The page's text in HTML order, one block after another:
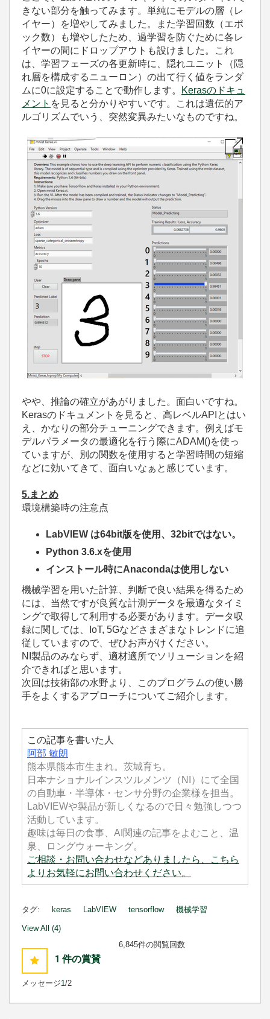
きない部分を触ってみます。単純にモデルの層（レ
イヤー）を増やしてみました。また学習回数（エポ
ック数）も増やしたため、過学習を防ぐために各レ
イヤーの間にドロップアウトも設けました。これ
は、学習フェーズの各更新時に、隠れユニット（隠
れ層を構成するニューロン）の出て行く値をランダ
ムに0に設定することで動作します。
Kerasのドキュ
メント を見ると分かりやすいです。これは遺伝的ア
ルゴリズムでいう、突然変異みたいなものですね。
やや、推論の確立があがりました。面白いですね。
Kerasのドキュメントを見ると、高レベルAPIとはい
え、かなりの部分チューニングできます。例えばモ
デルパラメータの最適化を行う際にADAM()を使っ
ていますが、別の関数を使用すると学習時間の短縮
などに効いてきて、面白いなぁと感じています。
5.まとめ
環境構築時の注意点
LabVIEW は64bit版を使用、32bitではない。
Python 3.6.xを使用
インストール時にAnacondaは使用しない
機械学習を用いた計算、判断で良い結果を得るため
には、当然ですが良質な計測データを最適なタイミ
ングで取得して利用する必要があります。 データ収
録に関しては、
IoT, 5Gなどさまざまなトレンドに追
従していますので、ぜひお声がけください。
NI 製品のみならず、適材適所でソリューションを紹
介できればと思います。
次回は技術部の水野より、このプログラムの使い勝
手をよくするアプローチについてご紹介します。
この記事を書いた人
阿部 敏朗
熊本県熊本市生まれ。茨城育ち。
日本ナショナルインスツルメンツ（NI）にて全国
の自動車・半導体・センサ分野の企業様を担当。
LabVIEWや製品が新しくなるので日々勉強しつつ
活動しています。
趣味は毎日の食事、AI関連の記事をよむこと、温
泉、ロングウォーキング。
ご相談・お問い合わせなどありましたら、こちら
よりお気軽にお問い合わせください。
タグ: keras LabVIEW tensorflow 機械学習
View All (4)
1 件の賞賛
メッセージ1/2
6,845件の閲覧回数